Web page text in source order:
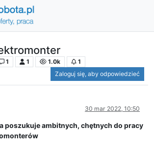
1 1 1.0k
1
Zaloguj się, aby odpowiedzieć
30 mar 2022, 10:50
poszukuje ambitnych, chętnych do pracy